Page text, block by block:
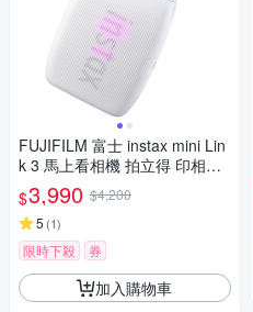
FUJIFILM 富士 instax mini Lin
k 3 馬上看相機 拍立得 印相機
公司貨
$3,990 $4,200
5 (1)
限時下殺 券
加入購物車